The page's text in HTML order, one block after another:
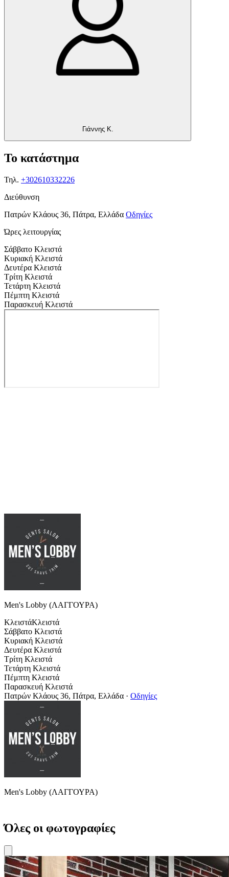
Γιάννης Κ.
Το κατάστημα
Τηλ. +302610332226
Διεύθυνση
Πατρών Κλάους 36, Πάτρα, Ελλάδα Οδηγίες
Ώρες λειτουργίας
Σάββατο Κλειστά
Κυριακή Κλειστά
Δευτέρα Κλειστά
Τρίτη Κλειστά
Τετάρτη Κλειστά
Πέμπτη Κλειστά
Παρασκευή Κλειστά
Men's Lobby (ΛΑΓΓΟΥΡΑ)
ΚλειστάΚλειστά
Σάββατο Κλειστά
Κυριακή Κλειστά
Δευτέρα Κλειστά
Τρίτη Κλειστά
Τετάρτη Κλειστά
Πέμπτη Κλειστά
Παρασκευή Κλειστά
Πατρών Κλάους 36, Πάτρα, Ελλάδα · Οδηγίες
Men's Lobby (ΛΑΓΓΟΥΡΑ)
Όλες οι φωτογραφίες